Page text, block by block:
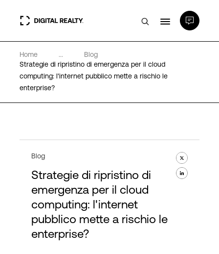
Data center
PlatformDIGITAL®
Competenze e Risorse
Chi Siamo
Language
Home ...
Blog
Strategie di ripristino di emergenza per il cloud
computing: l'internet pubblico mette a rischio le
enterprise?
Blog
Strategie di ripristino di
emergenza per il cloud
computing: l'internet
pubblico mette a rischio le
enterprise?